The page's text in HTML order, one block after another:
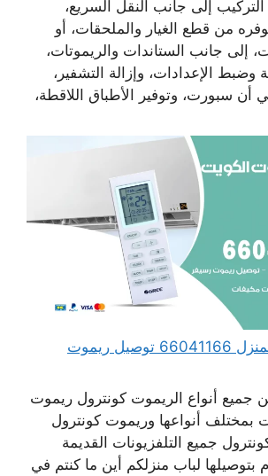
إلى جانب النقل السريع،
من قطع الغيار والملحقات، أو
إلى جانب الستاندات والريموتات،
وضبط الإعدادات، وإزالة التشفير،
أن سبورت، وتوفير الأطباق اللاقطة،
توصيل ريموت للمنزل 66041166 توصيل ريموت
جميع أنواع الريموت كونترول ريموت
بمختلف أنواعها وريموت كونترول
جميع التلفزيونات القديمة
بتوصيلها لباب منزلكم أين ما كنتم في